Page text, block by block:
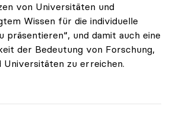
von Universitäten und
Wissen für die individuelle
präsentieren“, und damit auch eine
der Bedeutung von Forschung,
Universitäten zu erreichen.
Kampagne von Österreichs